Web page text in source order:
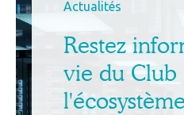
Actualités
Restez
vie du Club